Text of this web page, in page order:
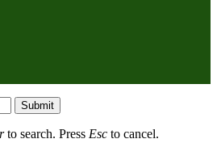
Submit
to search. Press Esc to cancel.